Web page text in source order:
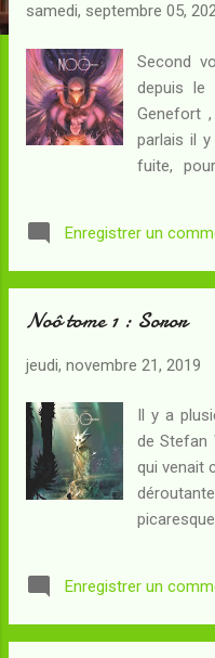
samedi, septembre 05,
Second
depuis le
Genefort
parlais il
fuite,
les
devoir
elle peut
la
côté de
insurgés
n'attend
révolution
Réal,
que
Enregistrer un
Noô tome 1 : Soror
jeudi, novembre 21, 2019
Il y a
de Stefan
qui venait
intrigué
que moi
Enregistrer un